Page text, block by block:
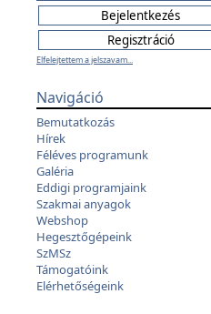
Elfelejtettem a jelszavam...
Navigáció
Bemutatkozás
Hírek
Féléves programunk
Galéria
Eddigi programjaink
Szakmai anyagok
Webshop
Hegesztőgépeink
SzMSz
Támogatóink
Elérhetőségeink